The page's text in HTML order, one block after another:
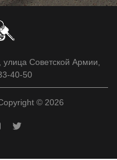
Советской Армии,
40-50
© 2026